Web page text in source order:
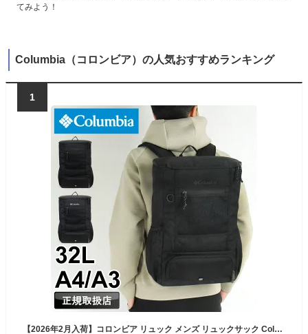
てみよう！
Columbia（コロンビア）の人気おすすめランキング
1
【2026年2月入荷】コロンビア リュック メンズ リュックサック Columbia LBフローレスLW32Lバックパック PU8827 デイパック 撥水 オムニシールド デイリー 通勤 通学 アウトドア 旅行 スポーツ 2ルーム A4 A3 B4 お弁当収納 レディース 大学生 高校生 ブランド 人気 正規品